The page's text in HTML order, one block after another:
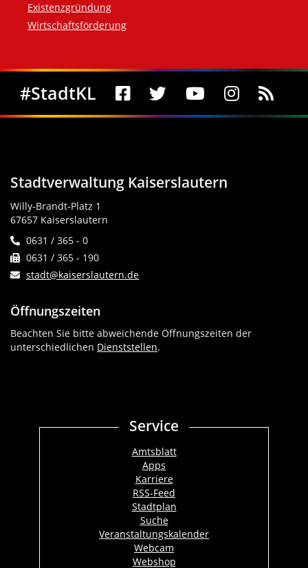
Existenzgründung
Wirtschaftsförderung
Social Media
#StadtKL
Stadtverwaltung Kaiserslautern
Willy-Brandt-Platz 1
67657 Kaiserslautern
0631 / 365 - 0
0631 / 365 - 190
stadt@kaiserslautern.de
Öffnungszeiten
Beachten Sie bitte abweichende Öffnungszeiten der
unterschiedlichen Dienststellen.
Service
Amtsblatt
Apps
Karriere
RSS-Feed
Stadtplan
Suche
Veranstaltungskalender
Webcam
Webshop